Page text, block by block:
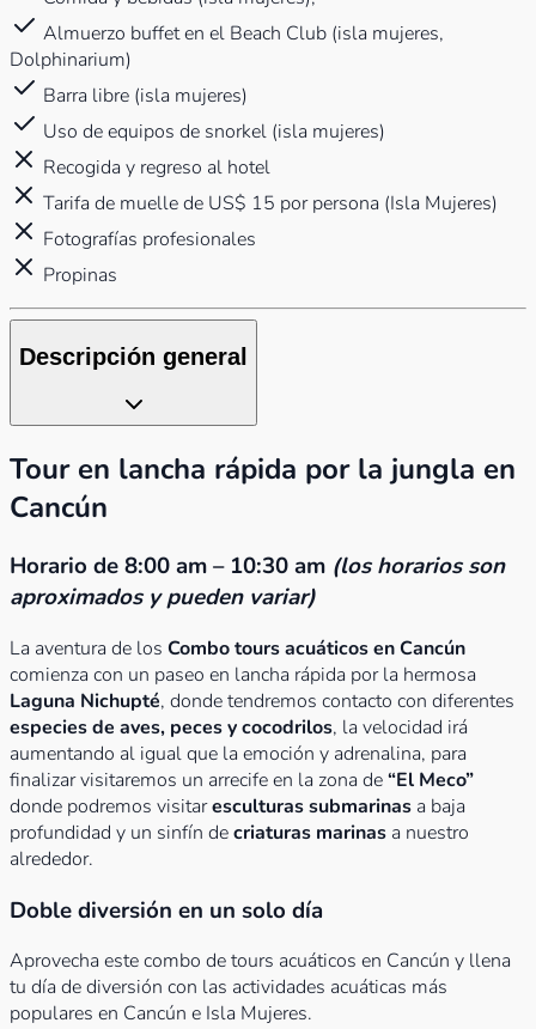
Almuerzo buffet en el Beach Club (isla mujeres,
Dolphinarium)
Barra libre (isla mujeres)
Uso de equipos de snorkel (isla mujeres)
Recogida y regreso al hotel
Tarifa de muelle de US$ 15 por persona (Isla Mujeres)
Fotografías profesionales
Propinas
Descripción general
Tour en lancha rápida por la jungla en
Cancún
Horario de 8:00 am – 10:30 am (los horarios son
aproximados y pueden variar)
La aventura de los Combo tours acuáticos en Cancún
comienza con un paseo en lancha rápida por la hermosa
Laguna Nichupté, donde tendremos contacto con diferentes
especies de aves, peces y cocodrilos, la velocidad irá
aumentando al igual que la emoción y adrenalina, para
finalizar visitaremos un arrecife en la zona de“El Meco”
donde podremos visitaresculturas submarinas a baja
profundidad y un sinfín decriaturas marinas a nuestro
alrededor.
Doble diversión en un solo día
Aprovecha este combo de tours acuáticos en Cancún y llena
tu día de diversión con las actividades acuáticas más
populares en Cancún e Isla Mujeres.